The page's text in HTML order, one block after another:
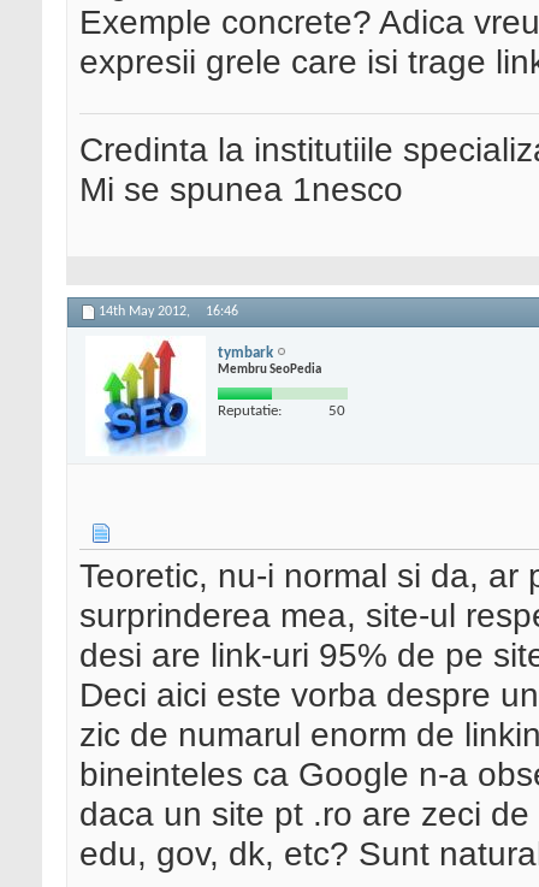
Exemple concrete? Adica
expresii grele care isi trage
Credinta la institutiile
Mi se spunea 1nesco
14th May 2012, 16:46
tymbark
Membru SeoPedia
Reputatie: 50
Teoretic, nu-i normal si da,
surprinderea mea, site-ul
desi are link-uri 95% de pe
Deci aici este vorba despre
zic de numarul enorm de
bineinteles ca Google n-a
daca un site pt .ro are zeci
edu, gov, dk, etc? Sunt